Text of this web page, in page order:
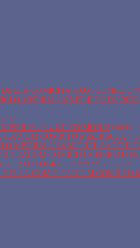
COMICITA’.COM COMICI O
O MISERIA 2025 FILIPPO
2024 XI° EDIZIONE! Ottobre
COMICI O MISERIA 2024
MISERIA 2024 MICHEL SACCHI
COMICI O MISERIA!
12 OTTOBRE ! Settembre 25, 2024
COMICITA’.COM COMICI O